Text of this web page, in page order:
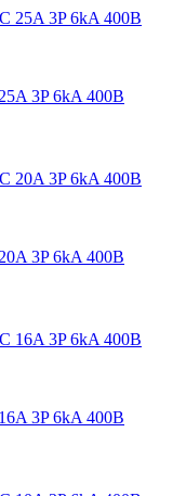
3P 6kA 400В
3P 6kA 400В
3P 6kA 400В